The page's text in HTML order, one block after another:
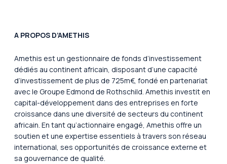
A PROPOS D’AMETHIS
Amethis est un gestionnaire de fonds d’investissement
dédiés au continent africain, disposant d’une capacité
d’investissement de plus de 725m€, fondé en partenariat
avec le Groupe Edmond de Rothschild. Amethis investit en
capital-développement dans des entreprises en forte
croissance dans une diversité de secteurs du continent
africain. En tant qu’actionnaire engagé, Amethis offre un
soutien et une expertise essentiels à travers son réseau
international, ses opportunités de croissance externe et
sa gouvernance de qualité.